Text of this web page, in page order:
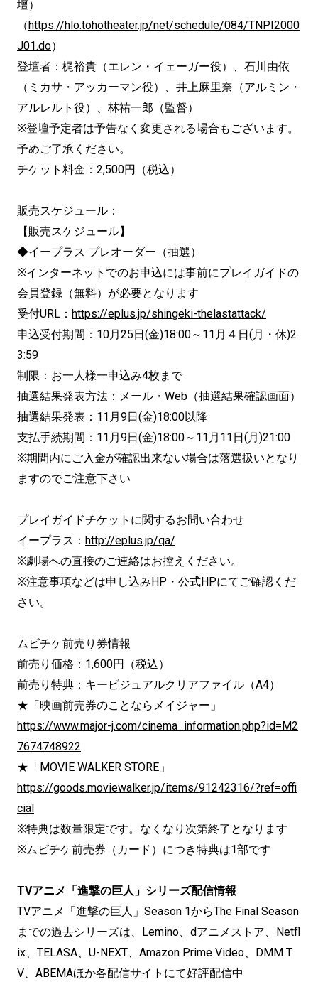
壇）
（https://hlo.tohotheater.jp/net/schedule/084/TNPI2000
J01.do）
登壇者：梶裕貴（エレン・イェーガー役）、石川由依
（ミカサ・アッカーマン役）、井上麻里奈（アルミン・
アルレルト役）、林祐一郎（監督）
※登壇予定者は予告なく変更される場合もございます。
予めご了承ください。
チケット料金：2,500円（税込）
販売スケジュール：
【販売スケジュール】
◆イープラス プレオーダー（抽選）
※インターネットでのお申込には事前にプレイガイドの
会員登録（無料）が必要となります
受付URL： https://eplus.jp/shingeki-thelastattack/
申込受付期間：10月25日(金)18:00～11月４日(月・休)2
3:59
制限：お一人様一申込み4枚まで
抽選結果発表方法：メール・Web（抽選結果確認画面）
抽選結果発表：11月9日(金)18:00以降
支払手続期間：11月9日(金)18:00～11月11日(月)21:00
※期間内にご入金が確認出来ない場合は落選扱いとなり
ますのでご注意下さい
プレイガイドチケットに関するお問い合わせ
イープラス： http://eplus.jp/qa/
※劇場への直接のご連絡はお控えください。
※注意事項などは申し込みHP・公式HPにてご確認くだ
さい。
ムビチケ前売り券情報
前売り価格：1,600円（税込）
前売り特典：キービジュアルクリアファイル（A4）
★「映画前売券のことならメイジャー」
https://www.major-j.com/cinema_information.php?id=M2
7674748922
★「MOVIE WALKER STORE」
https://goods.moviewalker.jp/items/91242316/?ref=offi
cial
※特典は数量限定です。なくなり次第終了となります
※ムビチケ前売券（カード）につき特典は1部です
TVアニメ「進撃の巨人」シリーズ配信情報
TVアニメ「進撃の巨人」Season 1からThe Final Season
までの過去シリーズは、Lemino、dアニメストア、Netfl
ix、TELASA、U-NEXT、Amazon Prime Video、DMM T
V、ABEMAほか各配信サイトにて好評配信中